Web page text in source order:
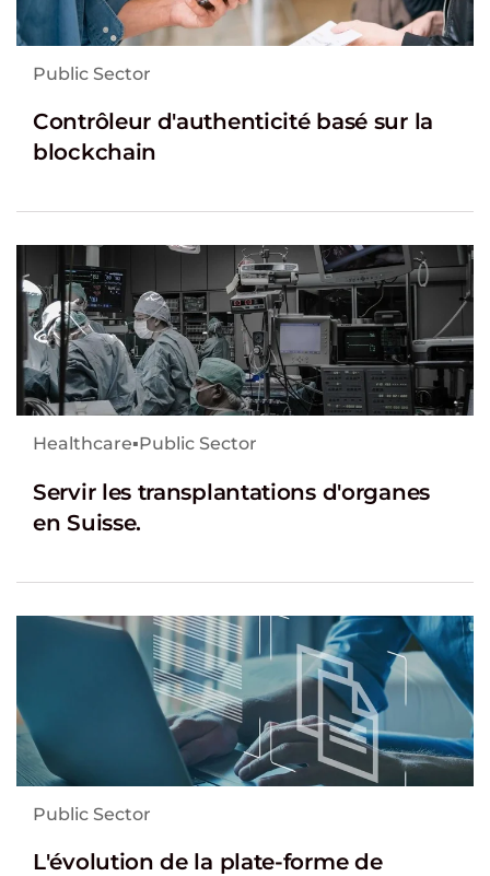
Public Sector
Contrôleur d'authenticité basé sur la
blockchain
Healthcare▪Public Sector
Servir les transplantations d'organes
en Suisse.
Public Sector
L'évolution de la plate-forme de